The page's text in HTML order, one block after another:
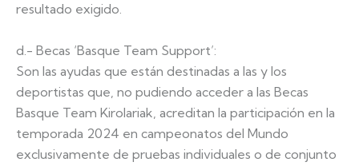
resultado exigido.
d.- Becas ‘Basque Team Support’:
Son las ayudas que están destinadas a las y los
deportistas que, no pudiendo acceder a las Becas
Basque Team Kirolariak, acreditan la participación en la
temporada 2024 en campeonatos del Mundo
exclusivamente de pruebas individuales o de conjunto